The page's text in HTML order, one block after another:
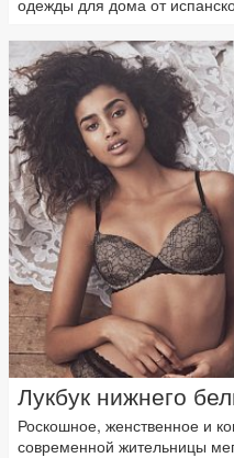
Лукбук нижнего
Роскошное, женственное и
современной жительницы